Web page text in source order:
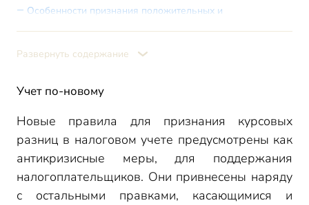
Особенности признания положительных и
Пример учета отрицательных разниц 2022 г.
Развернуть содержание
Учет по-новому
Новые правила для признания курсовых
разниц в налоговом учете предусмотрены как
антикризисные меры, для поддержания
налогоплательщиков. Они привнесены наряду
с остальными правками, касающимися и